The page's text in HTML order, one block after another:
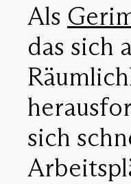
Als
das sich
sich